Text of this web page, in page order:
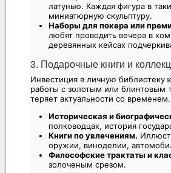
латунью. Каждая фигура в
миниатюрную скульптуру.
Наборы для покера или
любят проводить вечера в
деревянных кейсах
3. Подарочные книги и
Инвестиция в личную
работы с золотым или блинтовым
теряет актуальности со временем.
Историческая и
полководцах, история
Книги по увлечениям.
оружии, виноделии,
Философские трактаты и
золоченым срезом.